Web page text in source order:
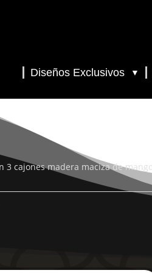
Diseños Exclusivos ▼
3 cajones madera maciza de